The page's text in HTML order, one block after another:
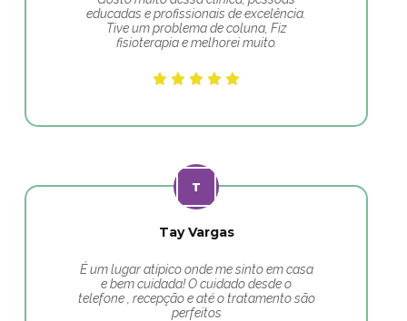
educadas e profissionais de excelência.
Tive um problema de coluna, Fiz
fisioterapia e melhorei muito.
Tay Vargas
É um lugar atípico onde me sinto em casa
e bem cuidada! O cuidado desde o
telefone , recepção e até o tratamento são
perfeitos